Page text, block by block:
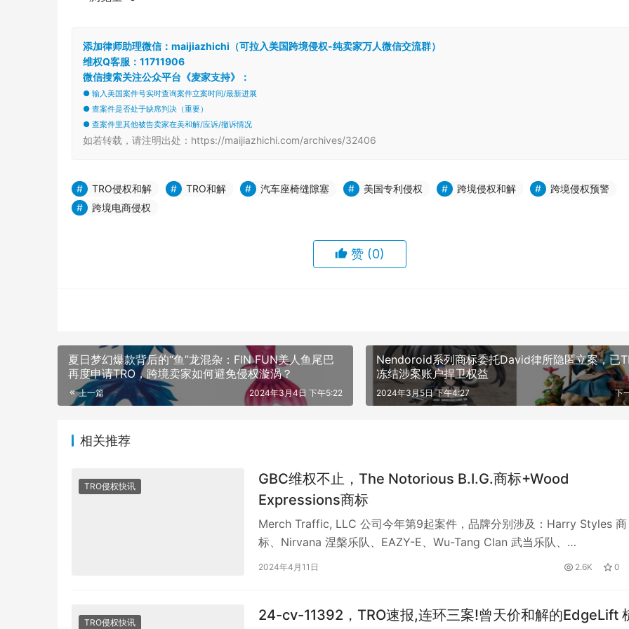
如若转载，请注明出处：https://maijiazhichi.com/archives/32406
TRO侵权和解 TRO和解
跨境电商侵权
Nendoroid系列商标委托David律所隐匿立案，已
相关推荐
TRO侵权快讯
GBC维权不止，The Notorious B.I.G.商标+Wood
Expressions商标
24-cv-11392，TRO速报,连环三案!曾天价和解的EdgeLift 梳
子，GBC接手强势回归！
打开电脑就看到Bounce Curl 梳子新立案的三宗案件，让麦家支持不禁为涉